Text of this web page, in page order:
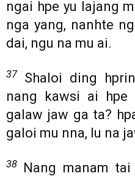
ngai hpe yu lajang
nga yang, nanhte
dai, ngu na mu ai.
37
Shaloi ding
nang kawsi ai hpe
galaw jaw ga ta?
galoi mu nna, lu na
38
Nang manam